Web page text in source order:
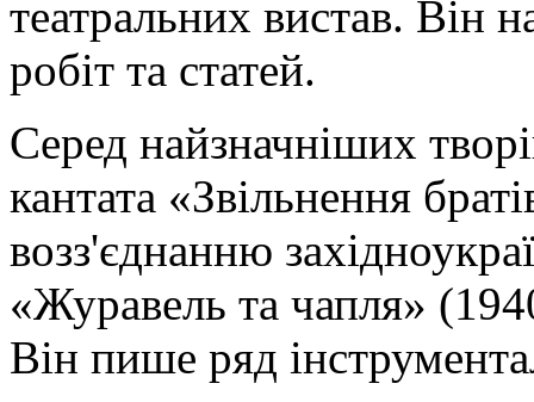
театральних вистав. Він
робіт та статей.
Серед найзначніших
кантата «Звільнення
возз'єднанню
«Журавель та чапля»
Він пише ряд